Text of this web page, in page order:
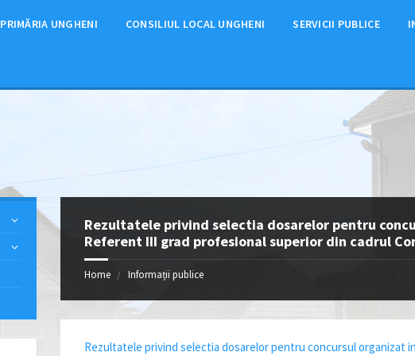
PRIMĂRIA UNGHENI CONSILIUL LOCAL UNGHENI SERVICII PUBLICE
Rezultatele privind selectia dosarelor pentru
Referent III grad profesional superior din cadrul
Home Informații publice
Rezultatele privind selectia dosarelor pentru concursul